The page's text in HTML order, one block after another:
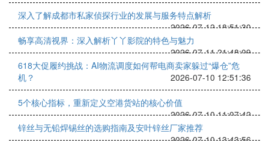
深入了解成都市私家侦探行业的发展与服务特点解析
2026-07-12 18:51:30
畅享高清视界：深入解析丫丫影院的特色与魅力
2026-07-11 21:48:09
618大促履约挑战：AI物流调度如何帮电商卖家躲过“爆仓”危
机？
2026-07-10 12:51:36
5个核心指标，重新定义空港货站的核心价值
2026-07-10 11:07:42
锌丝与无铅焊锡丝的选购指南及安叶锌丝厂家推荐
2026-07-10 13:43:56